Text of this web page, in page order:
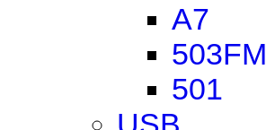
A7
503FM
501